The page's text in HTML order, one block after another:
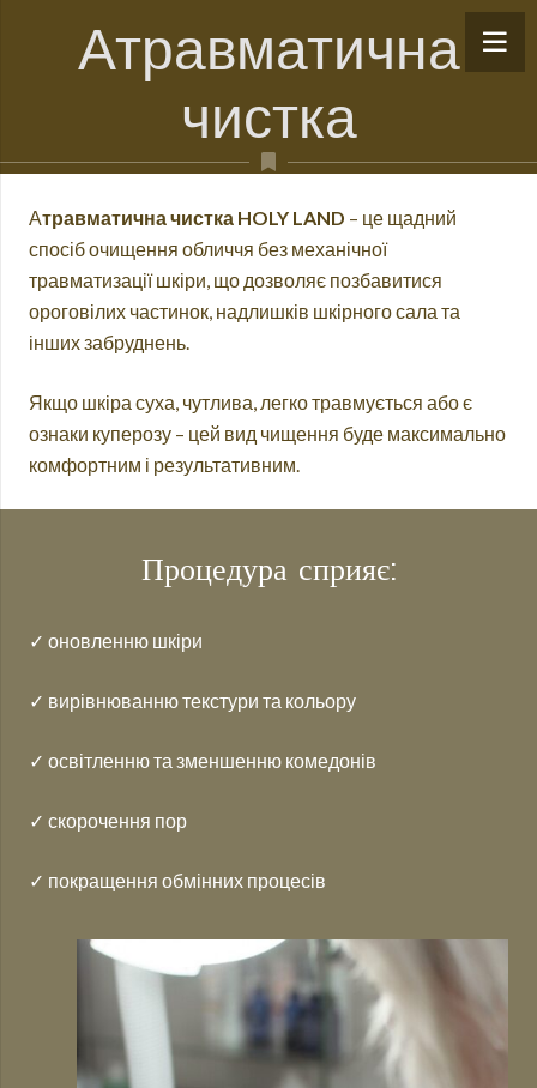
Атравматична
чистка
Атравматична чистка HOLY LAND – це щадний
спосіб очищення обличчя без механічної
травматизації шкіри, що дозволяє позбавитися
ороговілих частинок, надлишків шкірного сала та
інших забруднень.
Якщо шкіра суха, чутлива, легко травмується або є
ознаки куперозу – цей вид чищення буде максимально
комфортним і результативним.
Процедура сприяє:
✓ оновленню шкіри⠀
✓ вирівнюванню текстури та кольору
✓ освітленню та зменшенню комедонів
✓ скорочення пор
✓ покращення обмінних процесів